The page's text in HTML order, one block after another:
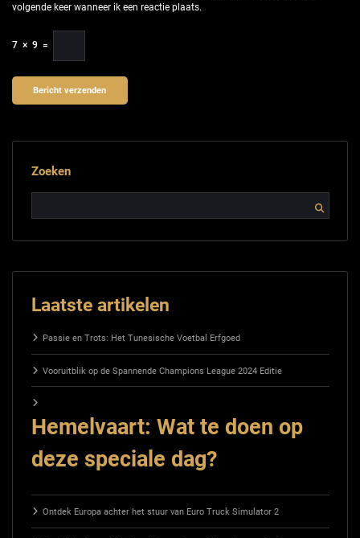
volgende keer wanneer ik een reactie plaats.
7 × 9 =
Zoeken
Laatste artikelen
Passie en Trots: Het Tunesische Voetbal Erfgoed
Vooruitblik op de Spannende Champions League 2024 Editie
Hemelvaart: Wat te doen op
deze speciale dag?
Ontdek Europa achter het stuur van Euro Truck Simulator 2